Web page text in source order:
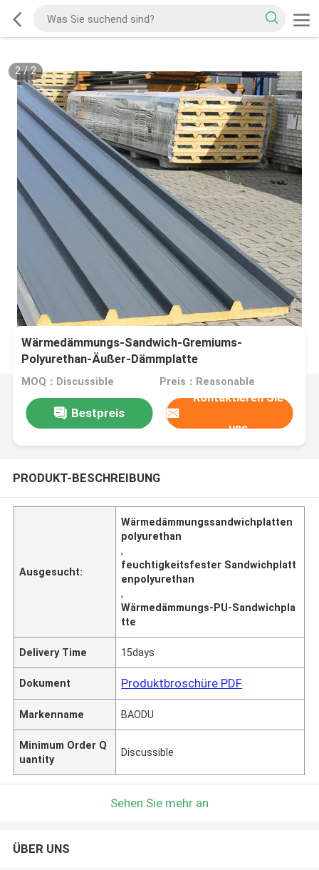
2/2
Wärmedämmungs-Sandwich-Gremiums-
Polyurethan-Äußer-Dämmplatte
MOQ：Discussible Preis：Reasonable
Bestpreis
Kontaktieren Sie
uns
PRODUKT-BESCHREIBUNG
Ausgesucht:
Wärmedämmungssandwichplatten
polyurethan
,
feuchtigkeitsfester Sandwichplatt
enpolyurethan
,
Wärmedämmungs-PU-Sandwichpla
tte
Delivery Time 15days
Dokument Produktbroschüre PDF
Markenname BAODU
Minimum Order Q
uantity
Discussible
Sehen Sie mehr an
ÜBER UNS